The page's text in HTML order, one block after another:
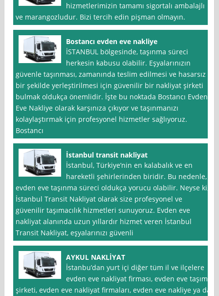
hizmetlerimizin tamamı sigortalı ambalajlı
ve marangozludur. Bizi tercih edin pişman olmayın.
Bostancı evden eve nakliye
İSTANBUL bölgesinde, taşınma süreci
herkesin kabusu olabilir. Eşyalarınızın
güvenle taşınması, zamanında teslim edilmesi ve hasarsız
bir şekilde yerleştirilmesi için güvenilir bir nakliyat şirketi
bulmak oldukça önemlidir. İşte bu noktada Bostancı Evden
Eve Nakliye olarak karşınıza çıkıyor ve taşınmanızı
kolaylaştırmak için profesyonel hizmetler sağlıyoruz.
Bostancı
İstanbul transit nakliyat
İstanbul, Türkiye’nin en kalabalık ve en
hareketli şehirlerinden biridir. Bu nedenle,
evden eve taşınma süreci oldukça yorucu olabilir. Neyse ki,
İstanbul Transit Nakliyat olarak size profesyonel ve
güvenilir taşımacılık hizmetleri sunuyoruz. Evden eve
nakliyat alanında uzun yıllardır hizmet veren İstanbul
Transit Nakliyat, eşyalarınızı güvenli
AYKUL NAKLİYAT
İstanbu’dan yurt içi diğer tüm il ve ilçelere
evden eve nakliyat firması, evden eve taşıma
şirketi, evden eve nakliyat firmaları, evden eve nakliye ya da